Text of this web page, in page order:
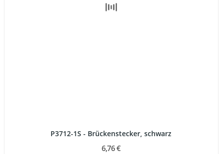
P3712-1S - Brückenstecker, schwarz
6,76 €